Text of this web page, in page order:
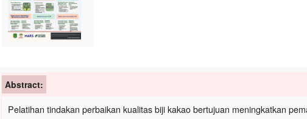
Abstract:
Pelatihan tindakan perbaikan kualitas biji kakao bertujuan meningkatkan